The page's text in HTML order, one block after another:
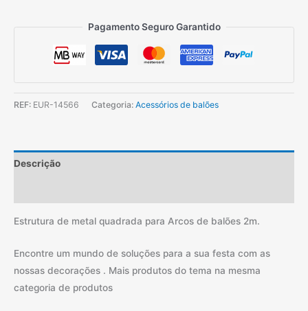
Pagamento Seguro Garantido
REF: EUR-14566 Categoria: Acessórios de balões
Descrição
Estrutura de metal quadrada para Arcos de balões 2m.
Encontre um mundo de soluções para a sua festa com as
nossas decorações . Mais produtos do tema na mesma
categoria de produtos